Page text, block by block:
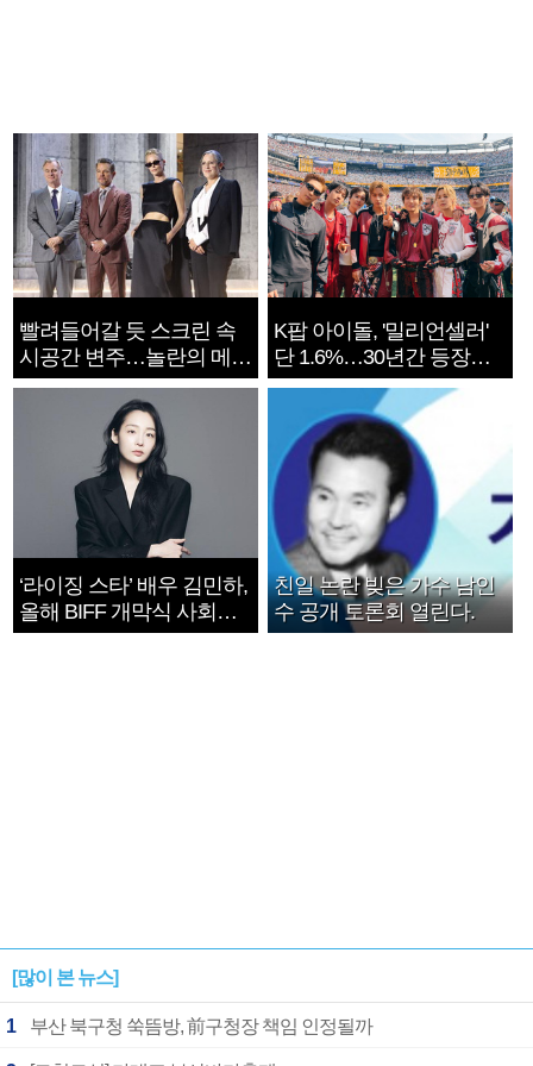
빨려들어갈 듯 스크린 속
시공간 변주…놀란의 메시
지는 ‘전쟁 속죄’
K팝 아이돌, '밀리언셀러'
단 1.6%…30년간 등장
1182개팀 전수조사
‘라이징 스타’ 배우 김민하,
올해 BIFF 개막식 사회자
확정
친일 논란 빚은 가수 남인
수 공개 토론회 열린다.
[많이 본 뉴스]
1 부산 북구청 쑥뜸방, 前구청장 책임 인정될까